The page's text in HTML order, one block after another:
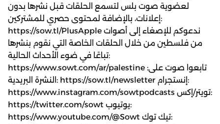
لعضوية صوت بلس لتسمع الحلقات قبل نشرها بدون
إعلانات، بالإضافة لمحتوى حصري للمشتركين:
https://sow.tl/PlusApple ندعوكم للإصغاء إلى أصوات
من فلسطين من خلال الحلقات الخاصة التي نقوم بنشرها
تباعًا في ضوء الأحداث الحالية:
https://www.sowt.com/ar/palestine تابعوا صوت على:
النشرة البريدية: https://sow.tl/newsletter إنستجرام:
https://www.instagram.com/sowtpodcasts تويتر/إكس:
https://twitter.com/sowt يوتيوب:
https://www.youtube.com/@Sowt تيك توك: